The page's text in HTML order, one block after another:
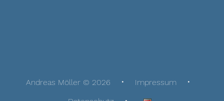
Andreas Möller © 2026
Impressum